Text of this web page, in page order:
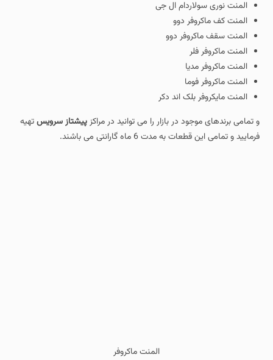
المنت نوری سولاردام ال جی
المنت کف ماکروفر دوو
المنت سقف ماکروفر دوو
المنت ماکروفر فلر
المنت ماکروفر مدیا
المنت ماکروفر فوما
المنت مایکروفر بلک اند دکر
و تمامی برندهای موجود در بازار را می توانید در مراکزپیشتاز سرویستهیه
فرمایید و تمامی این قطعات به مدت 6 ماه گارانتی می باشند.
المنت ماکروفر